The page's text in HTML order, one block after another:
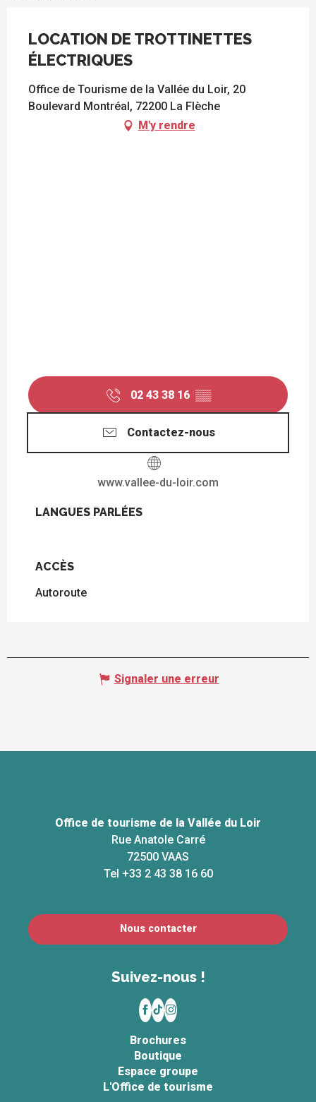
LOCATION DE TROTTINETTES
ÉLECTRIQUES
Office de Tourisme de la Vallée du Loir, 20
Boulevard Montréal, 72200 La Flèche
M'y rendre
02 43 38 16 ▒▒
Contactez-nous
www.vallee-du-loir.com
LANGUES PARLÉES
LANGUES PARLÉES
ACCÈS
ACCÈS
Autoroute
Signaler une erreur
Office de tourisme de la Vallée du Loir
Rue Anatole Carré
72500 VAAS
Tel +33 2 43 38 16 60
Nous contacter
Suivez-nous !
Brochures
Boutique
Espace groupe
L'Office de tourisme